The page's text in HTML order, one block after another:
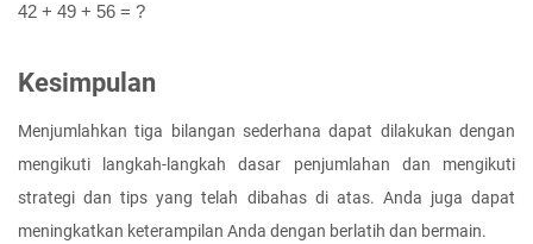
42 + 49 + 56 = ?
Kesimpulan
Menjumlahkan tiga bilangan sederhana dapat dilakukan dengan
mengikuti langkah-langkah dasar penjumlahan dan mengikuti
strategi dan tips yang telah dibahas di atas. Anda juga dapat
meningkatkan keterampilan Anda dengan berlatih dan bermain.